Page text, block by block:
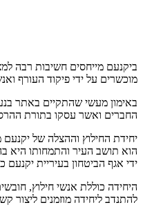
ביקנעם מייחסים חשיבות רבה
מוכשרים על ידי פיקוד העורף
באימון מעשי שהתקיים באתר
החברים ואשר עסקו בתורת
הוא תושב העיר והתמחותו היא
ידי אגף הביטחון בעיריית
להתנדב ליחידה מוזמנים ליצור